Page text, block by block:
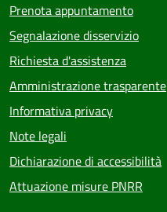
Prenota appuntamento
Segnalazione disservizio
Richiesta d'assistenza
Amministrazione trasparente
Informativa privacy
Note legali
Dichiarazione di accessibilità
Attuazione misure PNRR